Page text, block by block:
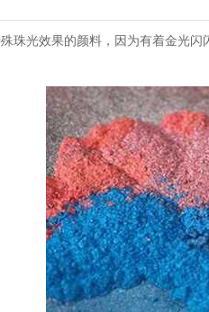
珠光效果的颜料，因为有着金光